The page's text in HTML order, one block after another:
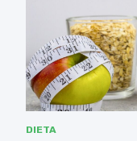
DIETA